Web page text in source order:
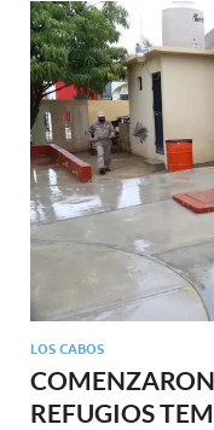
LOS CABOS
REFUGIOS